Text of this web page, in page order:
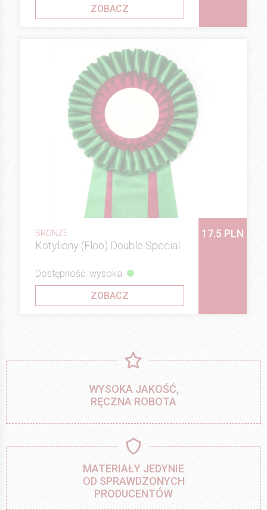
ZOBACZ
BRONZE
Kotyliony (Floo) Double Special
17.5 PLN
Dostępność: wysoka
ZOBACZ
WYSOKA JAKOŚĆ,
RĘCZNA ROBOTA
MATERIAŁY JEDYNIE
OD SPRAWDZONYCH
PRODUCENTÓW